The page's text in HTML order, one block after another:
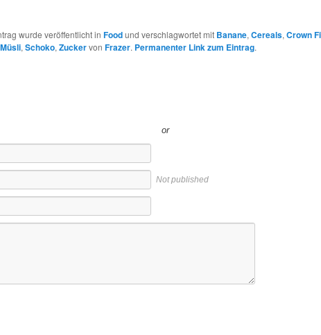
wurde veröffentlicht in Foodund verschlagwortet mit Banane, Cereals, Crown
Müsli, Schoko, Zuckervon Frazer. Permanenter Link zum Eintrag.
or
Not published